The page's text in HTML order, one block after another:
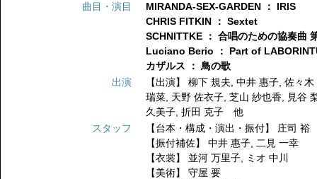
曲目・演目
MIRANDA-SEX-GARDEN ： IRIS
CHRIS FITKIN ： Sextet
SCHNITTKE ： 合唱のための協奏曲
Luciano Berio ： Part of
カザルス ： 鳥の歌
出演
【出演】柳下 規夫 ,中井 惠子 ,佐々木
瑞菜 天野 佐衣子 ,芝山 紗也香
見谷
久美子 ,折田 克子 他
スタッフ
【台本・構成・演出・振付】 庄司 裕
【振付補佐】中井 惠子
二見 一幸
【衣裳】 並河 万里子
ミオ 中川
【美術】守屋 要